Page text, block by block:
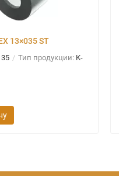
13×035 ST
35 Тип продукции: K-